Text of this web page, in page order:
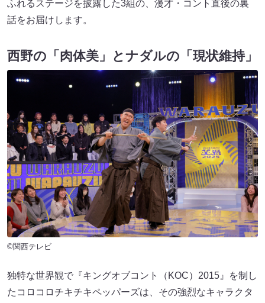
ふれるステージを披露した3組の、漫才・コント直後の裏
話をお届けします。
西野の「肉体美」とナダルの「現状維持」
©関西テレビ
独特な世界観で『キングオブコント（KOC）2015』を制し
たコロコロチキチキペッパーズは、その強烈なキャラクタ